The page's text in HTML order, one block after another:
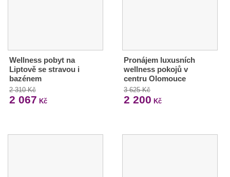
Wellness pobyt na
Liptově se stravou i
bazénem
2 310 Kč
2 067 Kč
Pronájem luxusních
wellness pokojů v
centru Olomouce
3 625 Kč
2 200 Kč